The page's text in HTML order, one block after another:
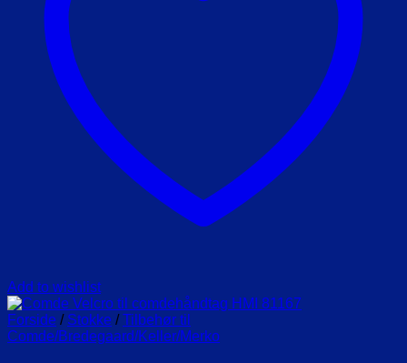
Add to wishlist
Forside / Stokke / Tilbehør til
Comde/Bredegaard/Keller/Merko